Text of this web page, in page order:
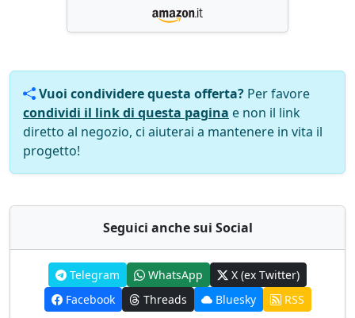
Vuoi condividere questa offerta? Per favore
condividi il link di questa pagina e non il link
diretto al negozio, ci aiuterai a mantenere in vita il
progetto!
Seguici anche sui Social
Telegram WhatsApp
X (ex Twitter)
Facebook
Threads Bluesky RSS